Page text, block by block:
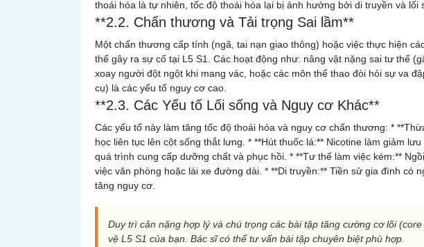
thoái hóa là tự nhiên, tốc độ thoái hóa lại bị ảnh hưởng bởi di truyền và lối
**2.2. Chấn thương và Tải trọng Sai lầm**
Một chấn thương cấp tính (ngã, tai nạn giao thông) hoặc việc thực hiện
thể gây ra sự cố tại L5 S1. Các hoạt động như: nâng vật nặng sai tư thế
xoay người đột ngột khi mang vác, hoặc các môn thể thao đòi hỏi sự va
cụ) là các yếu tố nguy cơ cao.
**2.3. Các Yếu tố Lối sống và Nguy cơ Khác**
Các yếu tố này làm tăng tốc độ thoái hóa và nguy cơ chấn thương: *
học liên tục lên cột sống thắt lưng. * **Hút thuốc lá:** Nicotine làm giảm
quá trình cung cấp dưỡng chất và phục hồi. * **Tư thế làm việc kém:**
việc văn phòng hoặc lái xe đường dài. * **Di truyền:** Tiền sử gia đình có
tăng nguy cơ.
Duy trì cân nặng hợp lý và chú trọng các bài tập tăng cường cơ lõi
vệ L5 S1 của bạn. Bác sĩ có thể tư vấn bài tập chuyên biệt phù hợp.